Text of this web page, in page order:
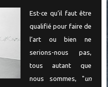
Est-ce qu’il faut être
qualifié pour faire de
l’art ou bien ne
serions-nous pas,
tous autant que
nous sommes, "un